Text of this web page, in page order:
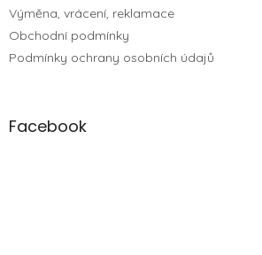
Výměna, vrácení, reklamace
Obchodní podmínky
Podmínky ochrany osobních údajů
Facebook